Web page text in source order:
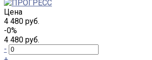
Цена
4 480 руб.
-0%
4 480 руб.
-